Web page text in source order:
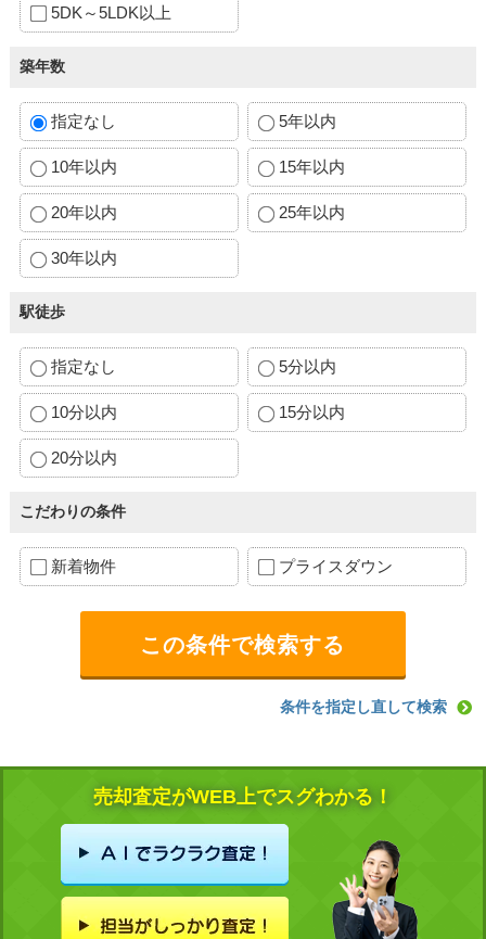
5DK～5LDK以上
築年数
指定なし 5年以内
10年以内 15年以内
20年以内 25年以内
30年以内
駅徒歩
指定なし 5分以内
10分以内 15分以内
20分以内
こだわりの条件
新着物件 プライスダウン
条件を指定し直して検索
売却査定がWEB上でスグわかる！